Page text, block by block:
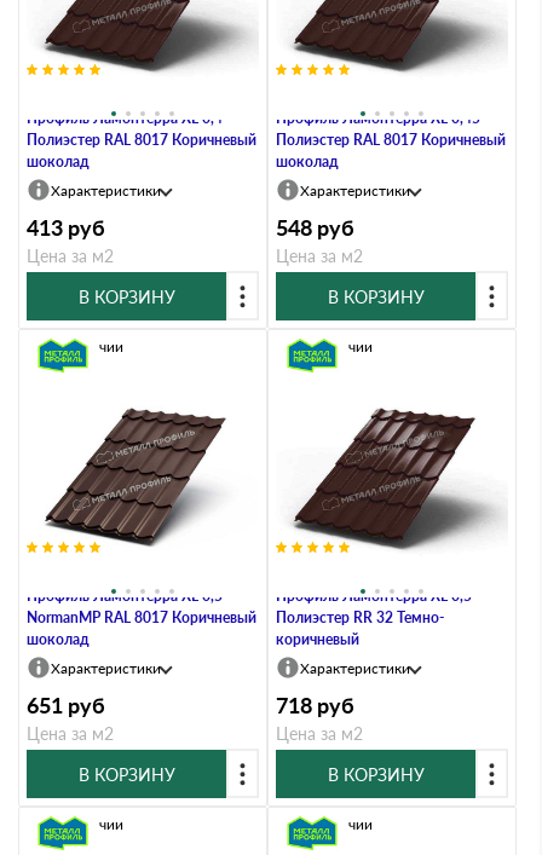
Профиль Ламонтерра XL 0,4
Полиэстер RAL 8017 Коричневый
шоколад
Характеристики
413 руб
Цена за м2
В КОРЗИНУ
Профиль Ламонтерра XL 0,45
Полиэстер RAL 8017 Коричневый
шоколад
Характеристики
548 руб
Цена за м2
В КОРЗИНУ
Профиль Ламонтерра XL 0,5
NormanMP RAL 8017 Коричневый
шоколад
В наличии
Характеристики
651 руб
Цена за м2
В КОРЗИНУ
Профиль Ламонтерра XL 0,5
Полиэстер RR 32 Темно-
коричневый
В наличии
Характеристики
718 руб
Цена за м2
В КОРЗИНУ
В наличии В наличии